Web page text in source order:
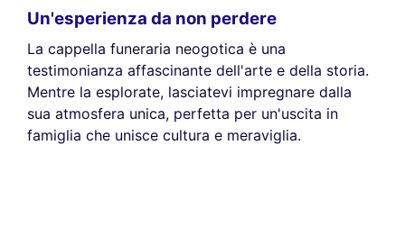
Un'esperienza da non perdere
La cappella funeraria neogotica è una
testimonianza affascinante dell'arte e della storia.
Mentre la esplorate, lasciatevi impregnare dalla
sua atmosfera unica, perfetta per un'uscita in
famiglia che unisce cultura e meraviglia.